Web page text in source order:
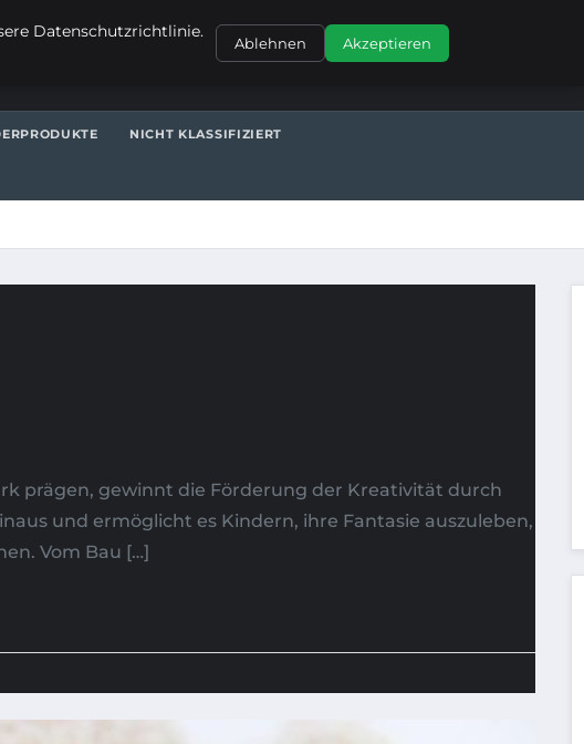
NICHT KLASSIFIZIERT
prägen, gewinnt die Förderung der Kreativität durch
und ermöglicht es Kindern, ihre Fantasie auszuleben,
Vom Bau […]
Datenschutzrichtlinie.
Ablehnen Akzeptieren